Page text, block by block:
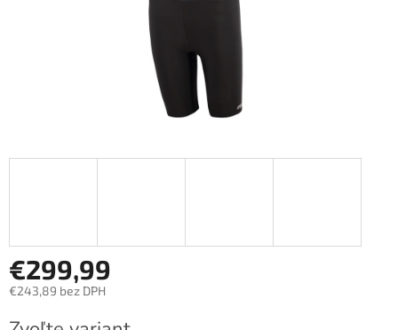
€299,99
€243,89 bez DPH